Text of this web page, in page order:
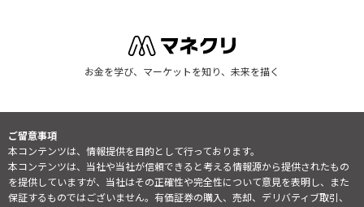
お金を学び、マーケットを知り、未来を描く
ご留意事項
本コンテンツは、情報提供を目的として行っております。
本コンテンツは、当社や当社が信頼できると考える情報源から提供されたもの
を提供していますが、当社はその正確性や完全性について意見を表明し、また
保証するものではございません。有価証券の購入、売却、デリバティブ取引、